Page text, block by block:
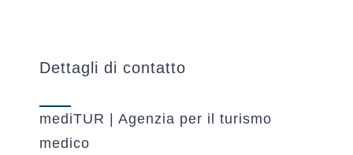
Dettagli di contatto
mediTUR | Agenzia per il turismo
medico